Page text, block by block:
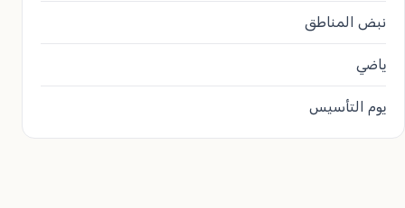
نبض المناطق
ياضي
يوم التأسيس